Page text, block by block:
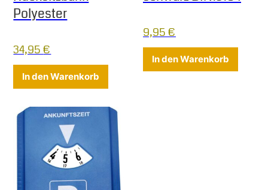
Polyester
34,95€
In den Warenkorb
9,95€
In den Warenkorb